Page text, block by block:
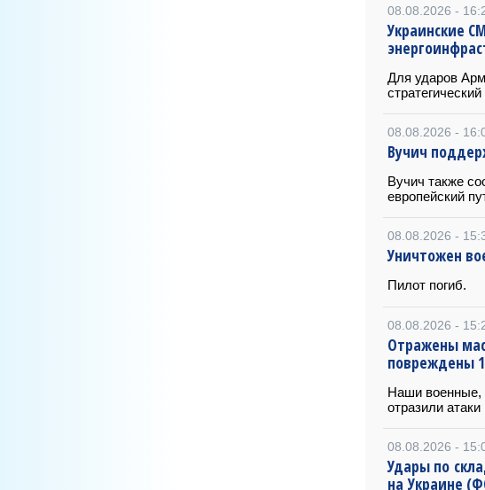
08.08.2026 -
Украинские
Для ударов
08.08.2026 -
Вучич
Вучич также
европейский
08.08.2026 -
Уничтожен
Пилот погиб.
08.08.2026 -
Отражены
повреждены
Наши военные,
отразили
08.08.2026 -
Удары по
на Украине